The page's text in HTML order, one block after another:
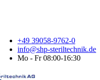
+49 39058-9762-0
info@shp-steriltechnik.de
Mo - Fr 08:00-16:30